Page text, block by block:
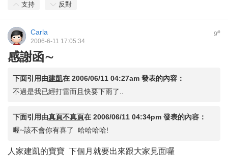
支持 反對
9#
Carla
2006-6-11 17:05:34
感謝函∼
下面引用由建凱在 2006/06/11 04:27am 發表的內容：
不過是我已經打雷而且快要下雨了..
下面引用由真頁不真頁在 2006/06/11 04:34pm 發表的內容：
喔~該不會你有喜了 哈哈哈哈!
人家建凱的寶寶 下個月就要出來跟大家見面囉